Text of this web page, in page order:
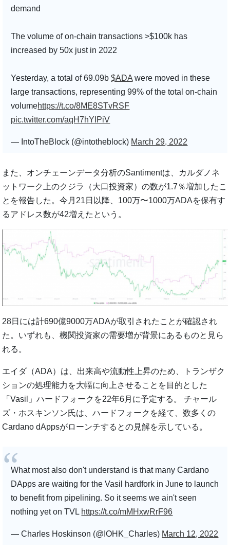
demand
The volume of on-chain transactions >$100k has
increased by 50x just in 2022
Yesterday, a total of 69.09b$ADAwere moved in these
large transactions, representing 99% of the total on-chain
volumehttps://t.co/8ME8STvRSF
pic.twitter.com/aqH7hYIPiV
— IntoTheBlock (@intotheblock) March 29, 2022
また、オンチェーンデータ分析のSantimentは、カルダノネ
ットワーク上のクジラ（大口投資家）の数が1.7％増加したこ
とを報告した。今月21日以降、100万〜1000万ADAを保有す
るアドレス数が42増えたという。
28日には計690億9000万ADAが取引されたことが確認され
た。いずれも、機関投資家の需要増が背景にあるものと見ら
れる。
エイダ（ADA）は、出来高や流動性上昇のため、トランザク
ションの処理能力を大幅に向上させることを目的とした
「Vasil」ハードフォークを22年6月に予定する。 チャール
ズ・ホスキンソン氏は、ハードフォークを経て、数多くの
Cardano dAppsがローンチするとの見解を示している。
What most also don't understand is that many Cardano
DApps are waiting for the Vasil hardfork in June to launch
to benefit from pipelining. So it seems we ain't seen
nothing yet on TVL https://t.co/mMHxwRrF96
— Charles Hoskinson (@IOHK_Charles) March 12, 2022